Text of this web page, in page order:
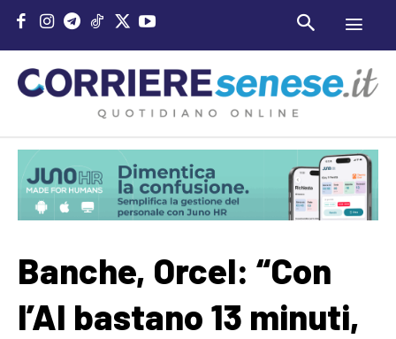
Banche, Orcel: “Con
l’AI bastano 13 minuti,